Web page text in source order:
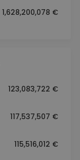
1,628,200,078 €
123,083,722 €
117,537,507 €
115,516,012 €